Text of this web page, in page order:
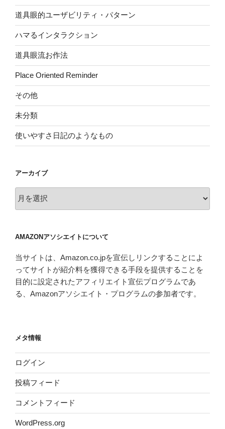
道具眼的ユーザビリティ・パターン
ハマるインタラクション
道具眼流お作法
Place Oriented Reminder
その他
未分類
使いやすさ日記のようなもの
アーカイブ
ー
ブ
AMAZONアソシエイトについて
当サイトは、Amazon.co.jpを宣伝しリンクすることによ
ってサイトが紹介料を獲得できる手段を提供することを
目的に設定されたアフィリエイト宣伝プログラムであ
る、Amazonアソシエイト・プログラムの参加者です。
メタ情報
ログイン
投稿フィード
コメントフィード
WordPress.org